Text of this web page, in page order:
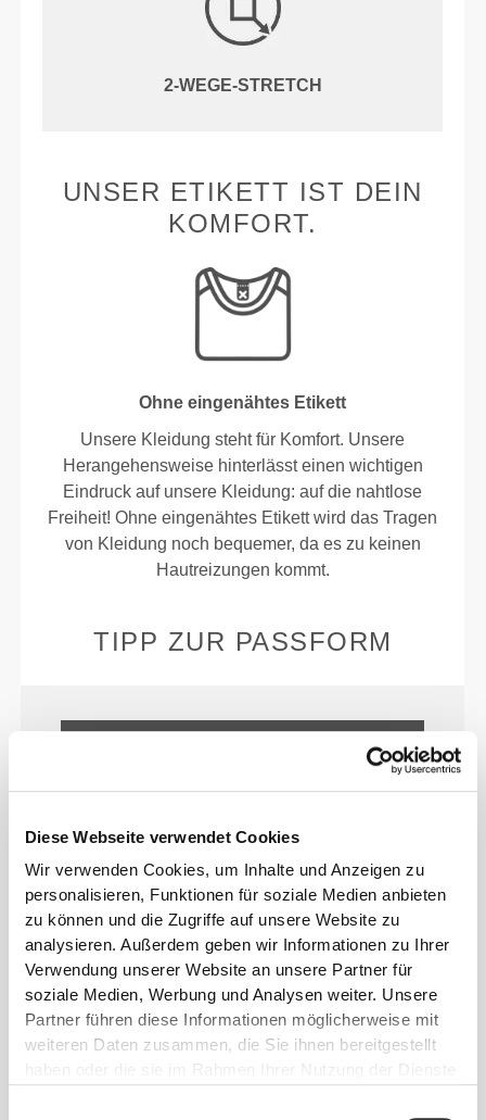
Diese Webseite verwendet Cookies
Wir verwenden Cookies, um Inhalte und Anzeigen zu
personalisieren, Funktionen für soziale Medien anbieten
zu können und die Zugriffe auf unsere Website zu
analysieren. Außerdem geben wir Informationen zu Ihrer
Verwendung unserer Website an unsere Partner für
soziale Medien, Werbung und Analysen weiter. Unsere
Partner führen diese Informationen möglicherweise mit
weiteren Daten zusammen, die Sie ihnen bereitgestellt
haben oder die sie im Rahmen Ihrer Nutzung der Dienste
2-WEGE-STRETCH
UNSER ETIKETT IST DEIN
KOMFORT.
Ohne eingenähtes Etikett
Unsere Kleidung steht für Komfort. Unsere
Herangehensweise hinterlässt einen wichtigen
Eindruck auf unsere Kleidung: auf die nahtlose
Freiheit! Ohne eingenähtes Etikett wird das Tragen
von Kleidung noch bequemer, da es zu keinen
Hautreizungen kommt.
TIPP ZUR PASSFORM
Fühle deinen Körper mit jeder